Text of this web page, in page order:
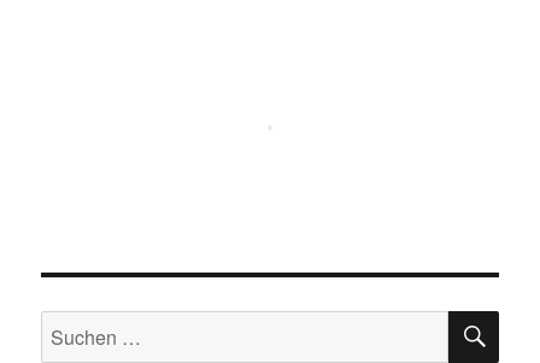
Suchen